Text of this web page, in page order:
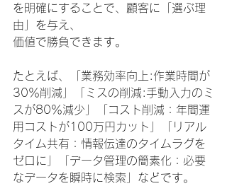
を明確にすることで、顧客に「選ぶ理
由」を与え、
価値で勝負できます。
たとえば、「業務効率向上:作業時間が
30％削減」「ミスの削減:手動入力のミ
スが80％減少」「コスト削減：年間運
用コストが100万円カット」「リアル
タイム共有：情報伝達のタイムラグを
ゼロに」「データ管理の簡素化：必要
なデータを瞬時に検索」などです。